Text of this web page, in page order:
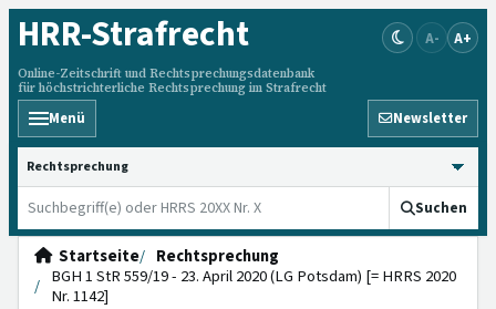
HRR-Strafrecht
Online-Zeitschrift und Rechtsprechungsdatenbank
für höchstrichterliche Rechtsprechung im Strafrecht
A- A+
Menü Newsletter
HRRS durchsuchen
Suchen
Startseite
Rechtsprechung
BGH 1 StR 559/19 - 23. April 2020 (LG Potsdam) [= HRRS 2020
Nr. 1142]